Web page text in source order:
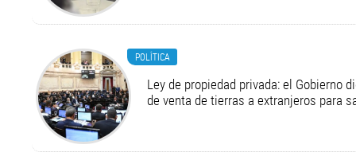
POLÍTICA
Ley de propiedad privada: el Gobierno
de venta de tierras a extranjeros para